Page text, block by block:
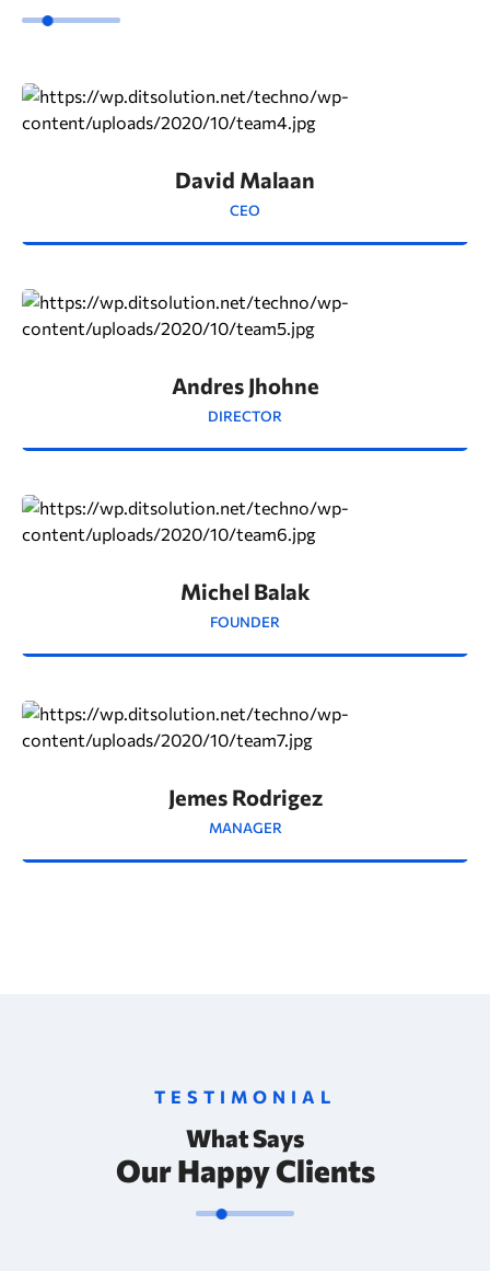
David Malaan
CEO
Andres Jhohne
DIRECTOR
Michel Balak
FOUNDER
Jemes Rodrigez
MANAGER
TESTIMONIAL
What Says
Our Happy Clients